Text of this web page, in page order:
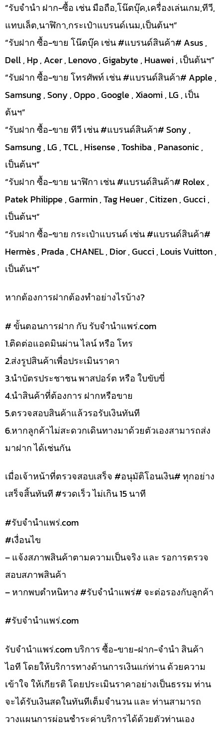
“รับจำนำ ฝาก-ซื้อ เช่น มือถือ,โน๊ตบุ๊ค,เครื่องเล่นเกม,ทีวี,
แทบเล็ต,นาฬิกา,กระเป๋าแบรนด์เนม,เป็นต้นฯ”
“รับฝาก ซื้อ-ขาย โน๊ตบุ๊ค เช่น #แบรนด์สินค้า# Asus ,
Dell , Hp , Acer , Lenovo , Gigabyte , Huawei , เป็นต้นฯ”
“รับฝาก ซื้อ-ขาย โทรศัพท์ เช่น #แบรนด์สินค้า# Apple ,
Samsung , Sony , Oppo , Google , Xiaomi , LG , เป็น
ต้นฯ”
“รับฝาก ซื้อ-ขาย ทีวี เช่น #แบรนด์สินค้า# Sony ,
Samsung , LG , TCL , Hisense , Toshiba , Panasonic ,
เป็นต้นฯ”
“รับฝาก ซื้อ-ขาย นาฬิกา เช่น #แบรนด์สินค้า# Rolex ,
Patek Philippe , Garmin , Tag Heuer , Citizen , Gucci ,
เป็นต้นฯ”
“รับฝาก ซื้อ-ขาย กระเป๋าแบรนด์ เช่น #แบรนด์สินค้า#
Hermès , Prada , CHANEL , Dior , Gucci , Louis Vuitton ,
เป็นต้นฯ”
หากต้องการฝากต้องทำอย่างไรบ้าง?
# ขั้นตอนการฝาก กับ รับจำนำแพร่.com
1.ติดต่อแอดมินผ่าน ไลน์ หรือ โทร
2.ส่งรูปสินค้าเพื่อประเมินราคา
3.นำบัตรประชาชน พาสปอร์ต หรือ ใบขับขี่
4.นำสินค้าที่ต้องการ ฝากหรือขาย
5.ตรวจสอบสินค้าแล้วรอรับเงินทันที
6.หากลูกค้าไม่สะดวกเดินทางมาด้วยตัวเองสามารถส่ง
มาฝาก ได้เช่นกัน
เมื่อเจ้าหน้าที่ตรวจสอบเสร็จ #อนุมัติโอนเงิน# ทุกอย่าง
เสร็จสิ้นทันที #รวดเร็ว ไม่เกิน 15 นาที
#รับจํานําแพร่.com
#เงื่อนไข
– แจ้งสภาพสินค้าตามความเป็นจริง และ รอการตรวจ
สอบสภาพสินค้า
– หากพบตำหนิทาง #รับจำนำแพร่# จะต่อรองกับลูกค้า
#รับจํานําแพร่.com
รับจํานําแพร่.com บริการ ซื้อ-ขาย-ฝาก-จำนำ สินค้า
ไอที โดยให้บริการทางด้านการเงินแก่ท่าน ด้วยความ
เข้าใจ ให้เกียรติ โดยประเมินราคาอย่างเป็นธรรม ท่าน
จะได้รับเงินสดในทันทีเต็มจำนวน และ ท่านสามารถ
วางแผนการผ่อนชำระค่าบริการได้ด้วยตัวท่านเอง